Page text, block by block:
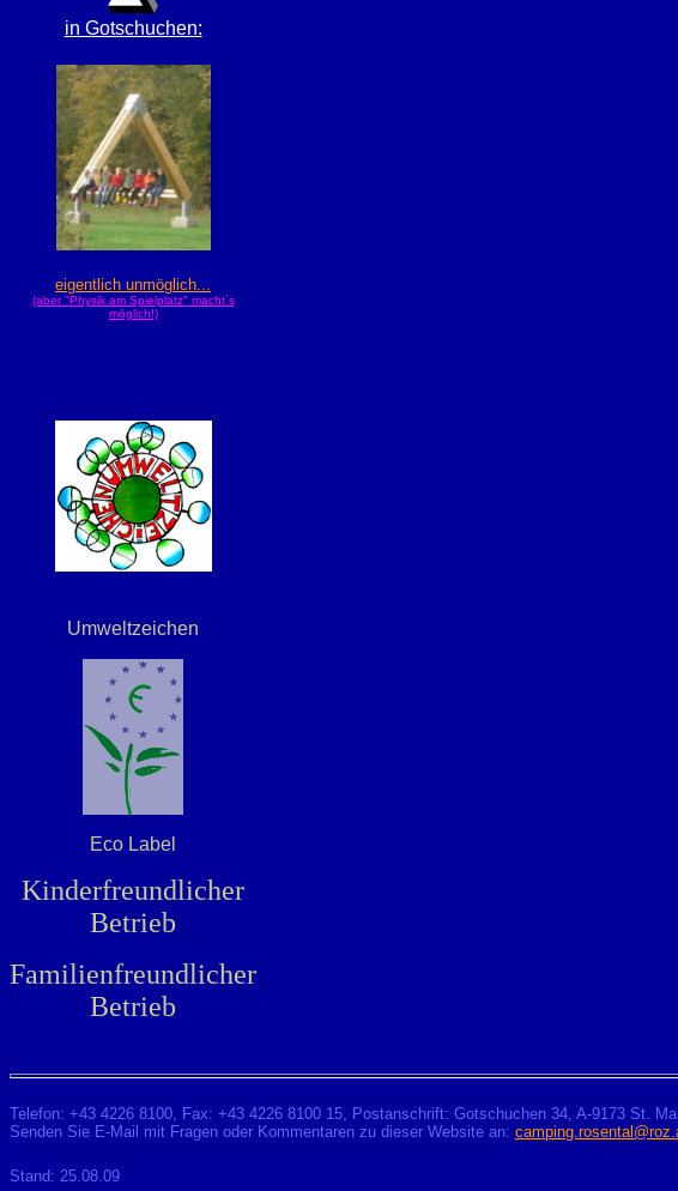
in Gotschuchen:
eigentlich unmöglich...
(aber "Physik am Spielplatz" macht´s
möglich!)
Umweltzeichen
Eco Label
Kinderfreundlicher
Betrieb
Familienfreundlicher
Betrieb
Telefon: +43 4226 8100, Fax: +43 4226 8100 15, Postanschrift: Gotschuchen 34, A-9173 St.
Senden Sie E-Mail mit Fragen oder Kommentaren zu dieser Website an:
Stand: 25.08.09